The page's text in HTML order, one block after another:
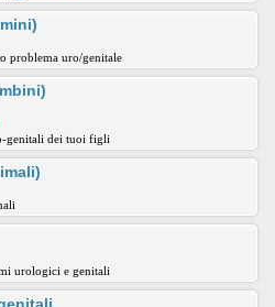
problema uro/genitale
genitali dei tuoi figli
urologici e genitali